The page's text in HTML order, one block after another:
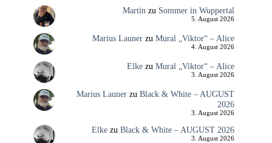
Martin zu Sommer in Wuppertal
5. August 2026
Marius Launerzu Mural „Viktor“ – Alice
4. August 2026
Elkezu Mural „Viktor“ – Alice
3. August 2026
Marius Launerzu Black & White – AUGUST
2026
3. August 2026
Elkezu Black & White – AUGUST 2026
3. August 2026